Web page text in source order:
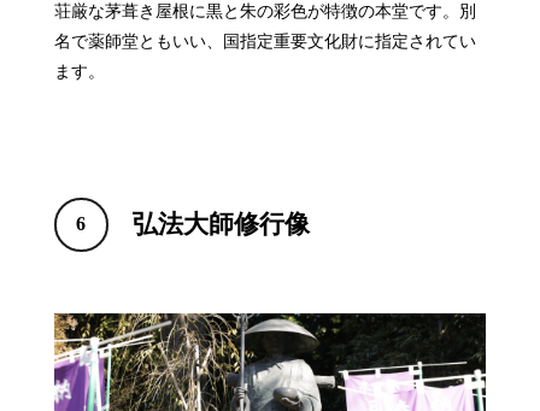
荘厳な茅葺き屋根に黒と朱の彩色が特徴の本堂です。別
名で薬師堂ともいい、国指定重要文化財に指定されてい
ます。
6 弘法大師修行像